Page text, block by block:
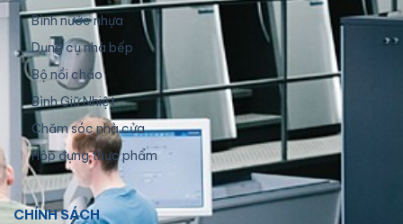
Bình nước nhựa
Dụng cụ nhà bếp
Bộ nồi chảo
Bình Giữ Nhiệt
Chăm sóc nhà cửa
Hộp đựng thực phẩm
CHÍNH SÁCH